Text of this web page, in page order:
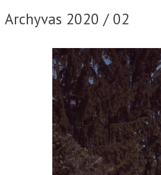
Archyvas 2020 / 02